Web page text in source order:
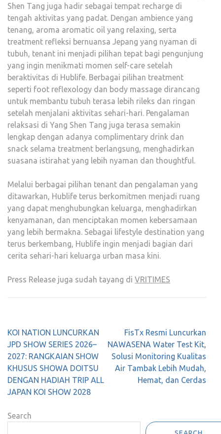
Shen Tang juga hadir sebagai tempat recharge di
tengah aktivitas yang padat. Dengan ambience yang
tenang, aroma aromatic oil yang relaxing, serta
treatment refleksi bernuansa Jepang yang nyaman di
tubuh, tenant ini menjadi pilihan tepat bagi pengunjung
yang ingin menikmati momen self-care setelah
beraktivitas di Hublife. Berbagai pilihan treatment
seperti foot reflexology dan body massage dirancang
untuk membantu tubuh terasa lebih rileks dan ringan
setelah menjalani aktivitas sehari-hari. Pengalaman
relaksasi di Yang Shen Tang juga terasa semakin
lengkap dengan adanya complimentary drink dan
snack selama treatment berlangsung, menghadirkan
suasana istirahat yang lebih nyaman dan thoughtful.
Melalui berbagai pilihan tenant dan pengalaman yang
ditawarkan, Hublife terus berkomitmen menjadi ruang
yang dapat menghubungkan keluarga, menghadirkan
kenyamanan, dan menciptakan momen kebersamaan
yang lebih bermakna. Sebagai lifestyle destination yang
terus berkembang, Hublife ingin menjadi bagian dari
cerita sehari-hari keluarga urban masa kini.
Press Release juga sudah tayang di VRITIMES
Post
navigation
KOI NATION LUNCURKAN
JPD SHOW SERIES 2026–
2027: RANGKAIAN SHOW
KHUSUS SHOWA DOITSU
DENGAN HADIAH TRIP ALL
JAPAN KOI SHOW 2028
FisTx Resmi Luncurkan
NAWASENA Water Test Kit,
Solusi Monitoring Kualitas
Air Tambak Lebih Mudah,
Hemat, dan Cerdas
Search